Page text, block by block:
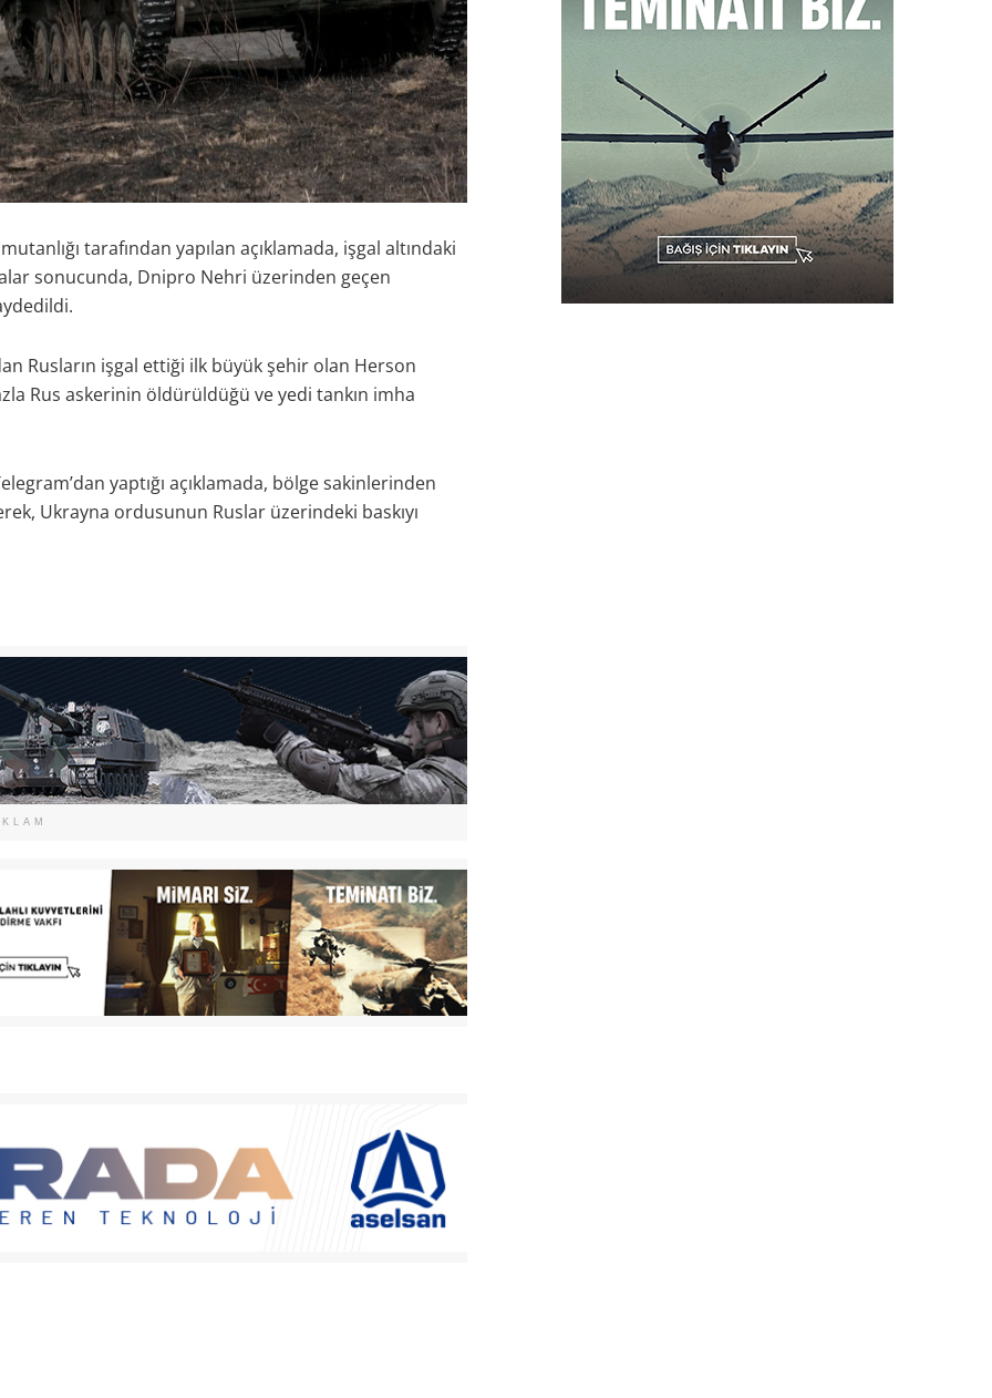
tarafından yapılan açıklamada, işgal altındaki
sonucunda, Dnipro Nehri üzerinden geçen
Rusların işgal ettiği ilk büyük şehir olan Herson
Rus askerinin öldürüldüğü ve yedi tankın imha
yaptığı açıklamada, bölge sakinlerinden
Ukrayna ordusunun Ruslar üzerindeki baskıyı